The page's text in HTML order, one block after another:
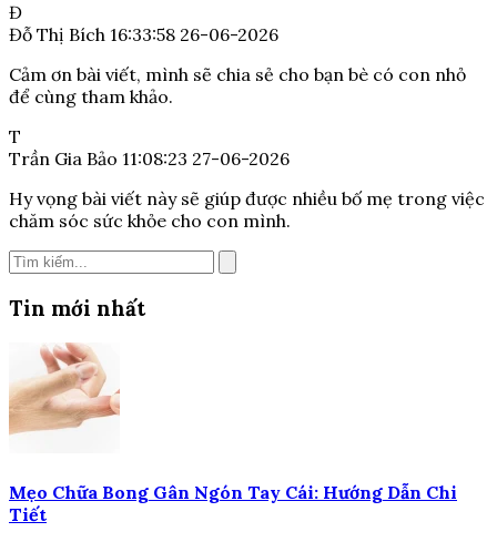
Đ
Đỗ Thị Bích 16:33:58 26-06-2026
Cảm ơn bài viết, mình sẽ chia sẻ cho bạn bè có con nhỏ
để cùng tham khảo.
T
Trần Gia Bảo 11:08:23 27-06-2026
Hy vọng bài viết này sẽ giúp được nhiều bố mẹ trong việc
chăm sóc sức khỏe cho con mình.
Tin mới nhất
Mẹo Chữa Bong Gân Ngón Tay Cái: Hướng Dẫn Chi
Tiết